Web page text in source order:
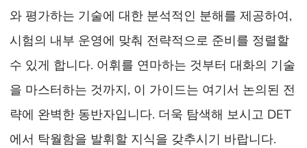
와 평가하는 기술에 대한 분석적인 분해를 제공하여,
시험의 내부 운영에 맞춰 전략적으로 준비를 정렬할
수 있게 합니다. 어휘를 연마하는 것부터 대화의 기술
을 마스터하는 것까지, 이 가이드는 여기서 논의된 전
략에 완벽한 동반자입니다. 더욱 탐색해 보시고 DET
에서 탁월함을 발휘할 지식을 갖추시기 바랍니다.